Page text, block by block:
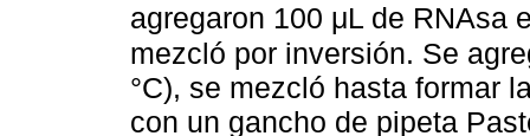
agregaron 100 μL de RNAsa
mezcló por inversión. Se
°C), se mezcló hasta formar
con un gancho de pipeta